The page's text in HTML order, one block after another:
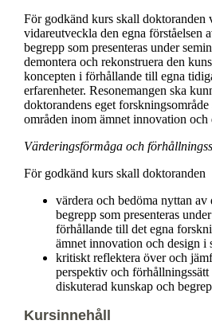
För godkänd kurs skall doktoranden
vidareutveckla den egna förståelsen
begrepp som presenteras under
demontera och rekonstruera den
koncepten i förhållande till egna
erfarenheter. Resonemangen ska
doktorandens eget
områden inom ämnet innovation och
Värderingsförmåga och
För godkänd kurs skall doktoranden
värdera och bedöma nyttan av
begrepp som presenteras
förhållande till det egna
ämnet innovation och design i
kritiskt reflektera över och
perspektiv och förhållningssätt
diskuterad kunskap och
Kursinnehåll